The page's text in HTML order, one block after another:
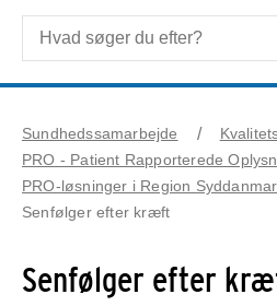
Sundhedssamarbejde
PRO - Patient Rapporterede
PRO-løsninger i Region
Senfølger efter kræft
Senfølger efter